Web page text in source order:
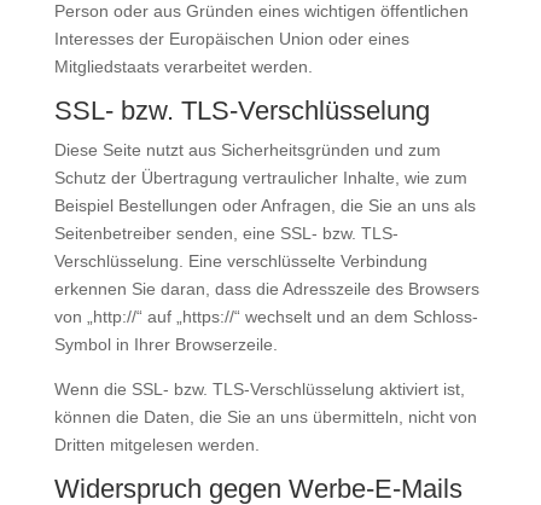
Person oder aus Gründen eines wichtigen öffentlichen
Interesses der Europäischen Union oder eines
Mitgliedstaats verarbeitet werden.
SSL- bzw. TLS-Verschlüsselung
Diese Seite nutzt aus Sicherheitsgründen und zum
Schutz der Übertragung vertraulicher Inhalte, wie zum
Beispiel Bestellungen oder Anfragen, die Sie an uns als
Seitenbetreiber senden, eine SSL- bzw. TLS-
Verschlüsselung. Eine verschlüsselte Verbindung
erkennen Sie daran, dass die Adresszeile des Browsers
von „http://“ auf „https://“ wechselt und an dem Schloss-
Symbol in Ihrer Browserzeile.
Wenn die SSL- bzw. TLS-Verschlüsselung aktiviert ist,
können die Daten, die Sie an uns übermitteln, nicht von
Dritten mitgelesen werden.
Widerspruch gegen Werbe-E-Mails